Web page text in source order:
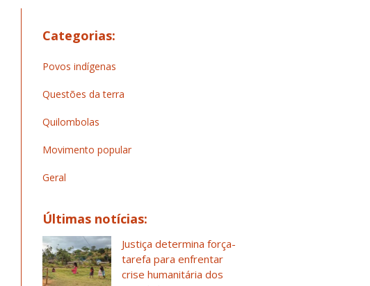
Categorias:
Povos indígenas
Questões da terra
Quilombolas
Movimento popular
Geral
Últimas notícias:
Justiça determina força-
tarefa para enfrentar
crise humanitária dos